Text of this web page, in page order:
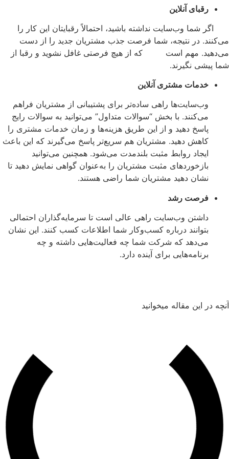
رقبای آنلاین
وب‌سایت نداشته باشید، احتمالاً رقبایتان این کار را
در نتیجه، شما فرصت جذب مشتریان جدید را از دست
مهم است که از هیچ فرصتی غافل نشوید و رقبا از
نگیرند.
خدمات مشتری آنلاین
وب‌سایت‌ها راهی ساده‌تر برای پشتیبانی از مشتریان فراهم
می‌کنند. با بخش “سوالات متداول” می‌توانید به سوالات رایج
پاسخ دهید و از این طریق هزینه‌ها و زمان خدمات مشتری را
کاهش دهید. مشتریان هم سریع‌تر پاسخ می‌گیرند که این باعث
ایجاد روابط مثبت بلندمدت می‌شود. همچنین می‌توانید
بازخوردهای مثبت مشتریان را به‌عنوان گواهی نمایش دهید تا
نشان دهید مشتریان شما راضی هستند.
فرصت رشد
داشتن وب‌سایت راهی عالی است تا سرمایه‌گذاران احتمالی
بتوانند درباره کسب‌وکار شما اطلاعات کسب کنند. این نشان
می‌دهد که شرکت شما چه فعالیت‌هایی داشته و چه
برنامه‌هایی برای آینده دارد.
این مقاله میخوانید